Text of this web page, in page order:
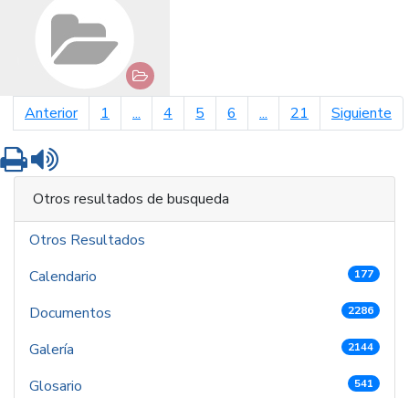
Anteriorpágina anterior
1 ... 4 5 6 ... 21 Siguiente
Imprimir
Otros resultados de busqueda
Otros Resultados
Calendario
177
Documentos 2286
Galería 2144
Glosario 541